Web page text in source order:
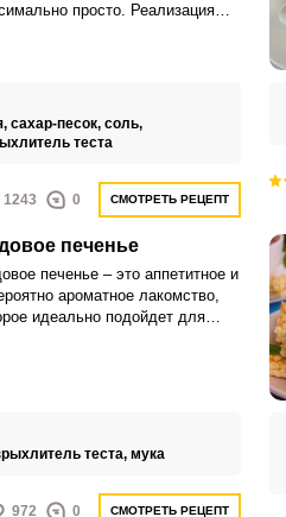
просто. Реализация
сахар-песок, соль,
теста
1243 0 СМОТРЕТЬ РЕЦЕПТ
печенье
печенье – это аппетитное и
ароматное лакомство,
идеально подойдет для
теста, мука
972 0 СМОТРЕТЬ РЕЦЕПТ